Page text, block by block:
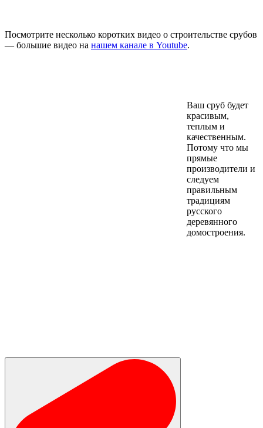
Посмотрите несколько коротких видео о строительстве срубов
— большие видео на нашем канале в Youtube.
Ваш сруб будет
красивым,
теплым и
качественным.
Потому что мы
прямые
производители и
следуем
правильным
традициям
русского
деревянного
домостроения.